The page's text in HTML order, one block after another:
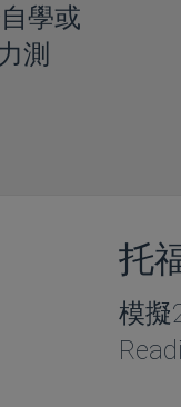
學或
測
托
模擬